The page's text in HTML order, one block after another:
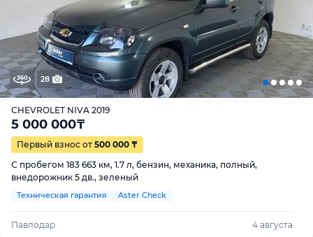
28
CHEVROLET NIVA 2019
5 000 000₸
Первый взнос от 500 000 ₸
С пробегом 183 663 км, 1.7 л, бензин, механика, полный,
внедорожник 5 дв., зеленый
Техническая гарантия Aster Check
Павлодар 4 августа